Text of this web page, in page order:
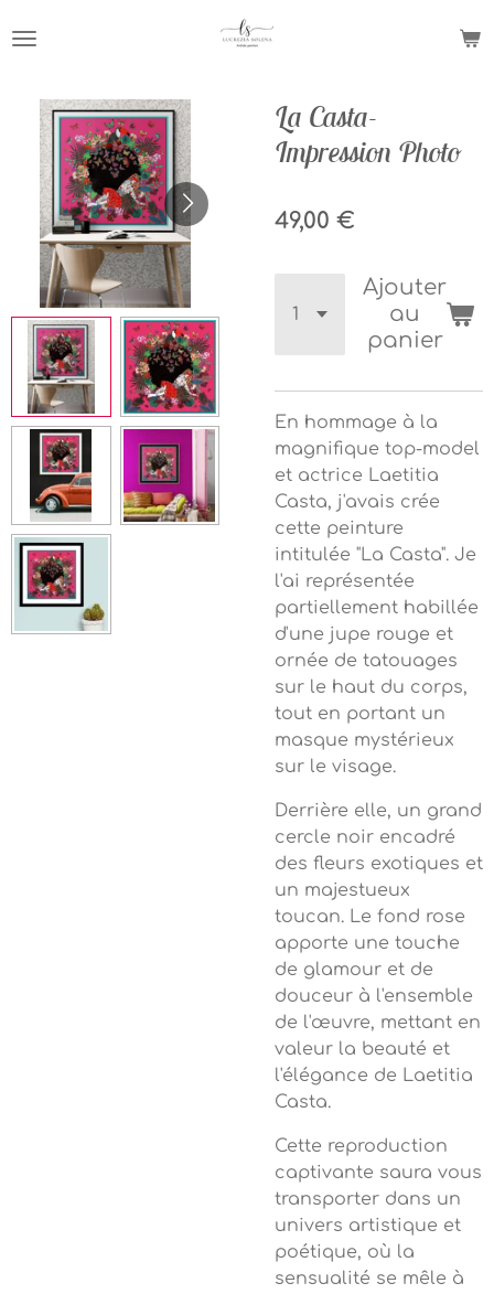
au
principal
La Casta-
Impression Photo
49,00 €
Ajouter
au
panier
En hommage à la
magnifique top-model
et actrice Laetitia
Casta, j'avais crée
cette peinture
intitulée "La Casta". Je
l'ai représentée
partiellement habillée
d'une jupe rouge et
ornée de tatouages
sur le haut du corps,
tout en portant un
masque mystérieux
sur le visage.
Derrière elle, un grand
cercle noir encadré
des fleurs exotiques et
un majestueux
toucan. Le fond rose
apporte une touche
de glamour et de
douceur à l'ensemble
de l'œuvre, mettant en
valeur la beauté et
l'élégance de Laetitia
Casta.
Cette reproduction
captivante saura vous
transporter dans un
univers artistique et
poétique, où la
sensualité se mêle à